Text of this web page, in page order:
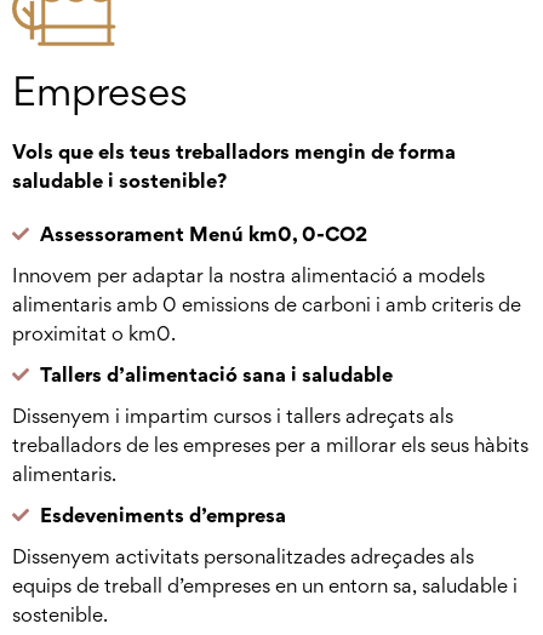
Empreses
Vols que els teus treballadors mengin de forma
saludable i sostenible?
Assessorament Menú km0, 0-CO2
Innovem per adaptar la nostra alimentació a models
alimentaris amb 0 emissions de carboni i amb criteris de
proximitat o km0.
Tallers d’alimentació sana i saludable
Dissenyem i impartim cursos i tallers adreçats als
treballadors de les empreses per a millorar els seus hàbits
alimentaris.
Esdeveniments d’empresa
Dissenyem activitats personalitzades adreçades als
equips de treball d’empreses en un entorn sa, saludable i
sostenible.